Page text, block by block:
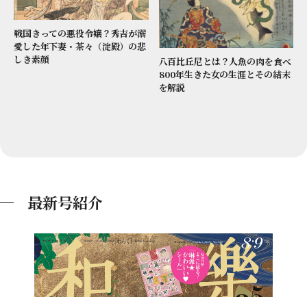
戦国きっての悪役令嬢？秀吉が溺
愛した年下妻・茶々（淀殿）の悲
しき素顔
八百比丘尼とは？人魚の肉を食べ
800年生きた女の生涯とその結末
を解説
最新号紹介